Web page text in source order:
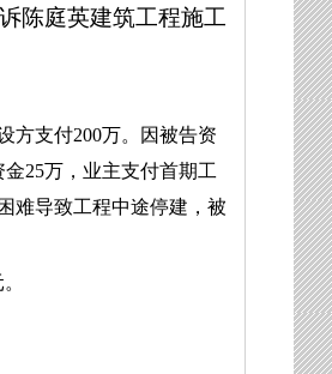
陈庭英建筑工程施工
方支付200万。因被告资
25万，业主支付首期工
难导致工程中途停建，被